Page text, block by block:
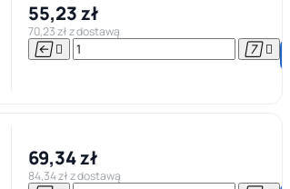
55,23 zł
70,23 zł z dostawą
   
69,34 zł
84,34 zł z dostawą